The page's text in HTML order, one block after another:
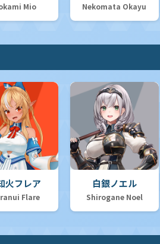
Mio Nekomata Okayu
火フレア
Flare
白銀ノエル
Shirogane Noel